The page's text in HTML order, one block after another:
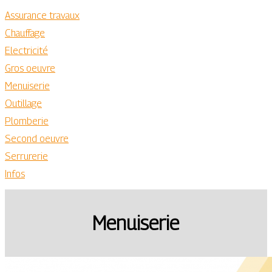
Assurance travaux
Chauffage
Electricité
Gros oeuvre
Menuiserie
Outillage
Plomberie
Second oeuvre
Serrurerie
Infos
Menuiserie